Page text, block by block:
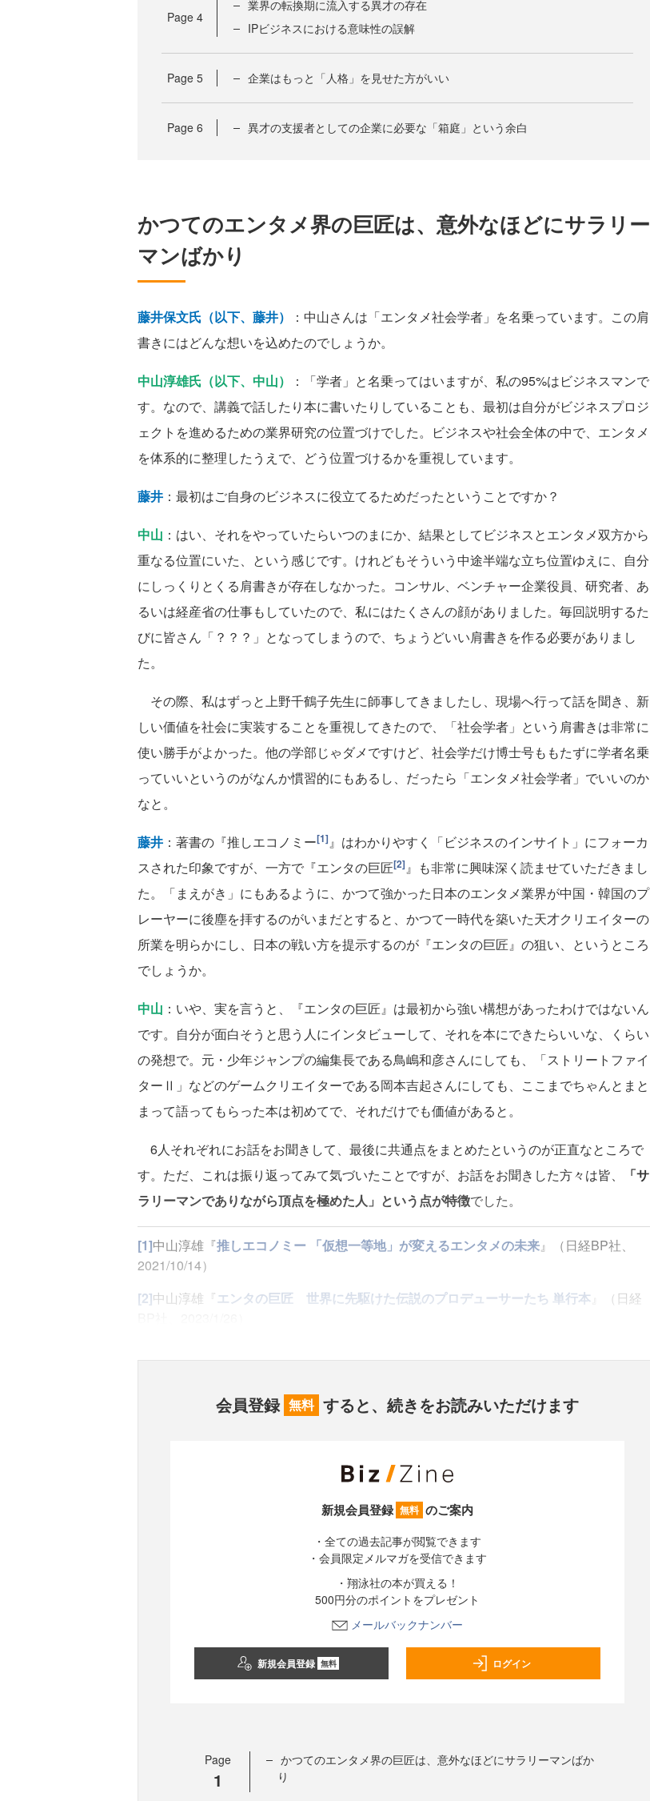
Page 4
業界の転換期に流入する異才の存在
IPビジネスにおける意味性の誤解
Page 5 企業はもっと「人格」を見せた方がいい
Page 6 異才の支援者としての企業に必要な「箱庭」という余白
かつてのエンタメ界の巨匠は、意外なほどにサラリー
マンばかり
藤井保文氏（以下、藤井）
：中山さんは「エンタメ社会学者」を名乗っています。この肩
書きにはどんな想いを込めたのでしょうか。
中山淳雄氏（以下、中山）
：「学者」と名乗ってはいますが、私の95%はビジネスマンで
す。なので、講義で話したり本に書いたりしていることも、最初は自分がビジネスプロジ
ェクトを進めるための業界研究の位置づけでした。ビジネスや社会全体の中で、エンタメ
を体系的に整理したうえで、どう位置づけるかを重視しています。
藤井 ：最初はご自身のビジネスに役立てるためだったということですか？
中山 ：はい、それをやっていたらいつのまにか、結果としてビジネスとエンタメ双方から
重なる位置にいた、という感じです。けれどもそういう中途半端な立ち位置ゆえに、自分
にしっくりとくる肩書きが存在しなかった。コンサル、ベンチャー企業役員、研究者、あ
るいは経産省の仕事もしていたので、私にはたくさんの顔がありました。毎回説明するた
びに皆さん「？？？」となってしまうので、ちょうどいい肩書きを作る必要がありまし
た。
その際、私はずっと上野千鶴子先生に師事してきましたし、現場へ行って話を聞き、新
しい価値を社会に実装することを重視してきたので、「社会学者」という肩書きは非常に
使い勝手がよかった。他の学部じゃダメですけど、社会学だけ博士号ももたずに学者名乗
っていいというのがなんか慣習的にもあるし、だったら「エンタメ社会学者」でいいのか
なと。
藤井 ：著書の『推しエコノミー[1]』はわかりやすく「ビジネスのインサイト」にフォーカ
スされた印象ですが、一方で『エンタの巨匠[2]』も非常に興味深く読ませていただきまし
た。「まえがき」にもあるように、かつて強かった日本のエンタメ業界が中国・韓国のプ
レーヤーに後塵を拝するのがいまだとすると、かつて一時代を築いた天才クリエイターの
所業を明らかにし、日本の戦い方を提示するのが『エンタの巨匠』の狙い、というところ
でしょうか。
中山 ：いや、実を言うと、『エンタの巨匠』は最初から強い構想があったわけではないん
です。自分が面白そうと思う人にインタビューして、それを本にできたらいいな、くらい
の発想で。元・少年ジャンプの編集長である鳥嶋和彦さんにしても、「ストリートファイ
ターⅡ」などのゲームクリエイターである岡本吉起さんにしても、ここまでちゃんとまと
まって語ってもらった本は初めてで、それだけでも価値があると。
6人それぞれにお話をお聞きして、最後に共通点をまとめたというのが正直なところで
す。ただ、これは振り返ってみて気づいたことですが、お話をお聞きした方々は皆、
「サ
ラリーマンでありながら頂点を極めた人」という点が特徴でした。
[1]中山淳雄『推しエコノミー 「仮想一等地」が変えるエンタメの未来』（日経BP社、
2021/10/14）
[2]中山淳雄『エンタの巨匠 世界に先駆けた伝説のプロデューサーたち 単行本 』（日経
会員登録 無料 すると、続きをお読みいただけます
新規会員登録 無料 のご案内
・全ての過去記事が閲覧できます
・会員限定メルマガを受信できます
・翔泳社の本が買える！
500円分のポイントをプレゼント
メールバックナンバー
新規会員登録 無料 ログイン
Page
1
かつてのエンタメ界の巨匠は、意外なほどにサラリーマンばか
り